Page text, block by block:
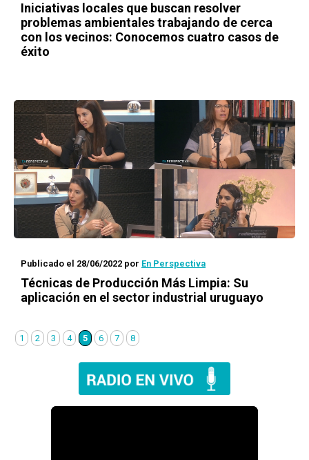
Iniciativas locales que buscan resolver
problemas ambientales trabajando de cerca
con los vecinos: Conocemos cuatro casos de
éxito
Publicado el 28/06/2022 por En Perspectiva
Técnicas de Producción Más Limpia: Su
aplicación en el sector industrial uruguayo
1 2 3 4 5 6 7 8